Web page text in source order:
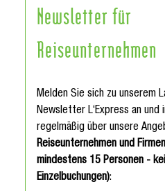
Newsletter für
Reiseunternehmen
Melden Sie sich zu unserem
Newsletter L‘Express an und
regelmäßig über unsere
Reiseunternehmen und
mindestens 15 Personen -
Einzelbuchungen):